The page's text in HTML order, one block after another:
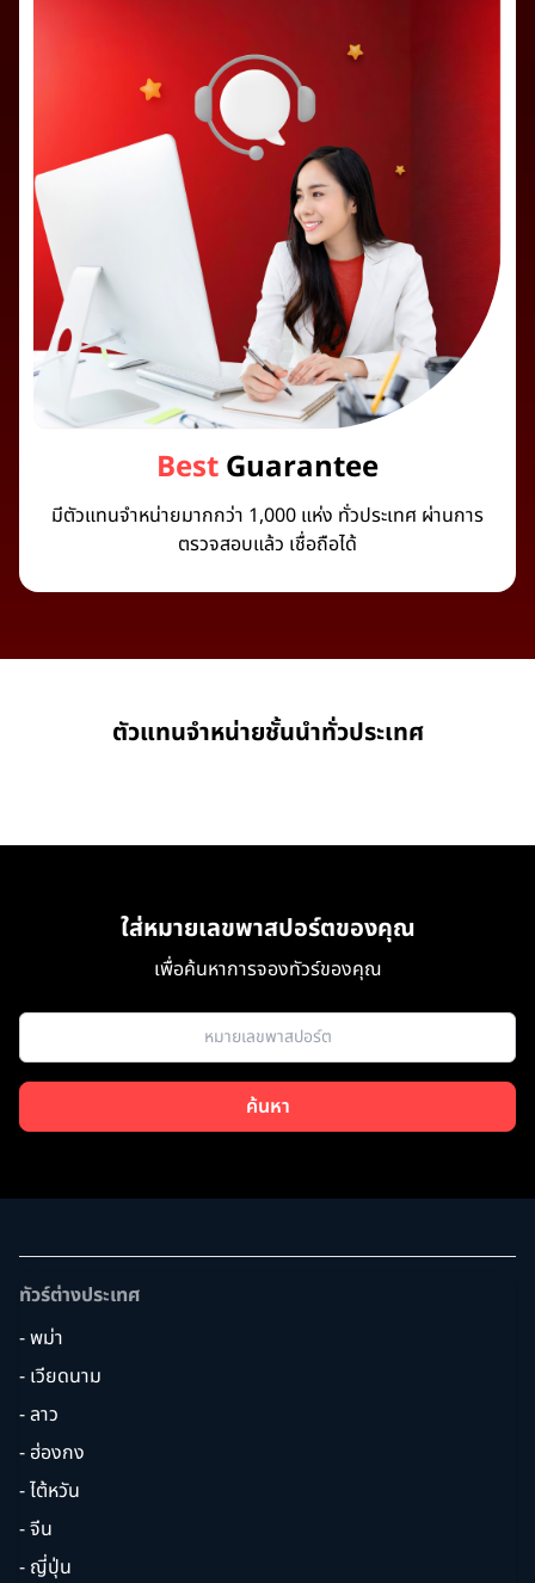
BestGuarantee
มีตัวแทนจำหน่ายมากกว่า 1,000 แห่ง ทั่วประเทศ ผ่านการ
ตรวจสอบแล้ว เชื่อถือได้
ตัวแทนจำหน่ายชั้นนำทั่วประเทศ
ใส่หมายเลขพาสปอร์ตของคุณ
เพื่อค้นหาการจองทัวร์ของคุณ
ค้นหา
ทัวร์ต่างประเทศ
- พม่า
- เวียดนาม
- ลาว
- ฮ่องกง
- ไต้หวัน
- จีน
- ญี่ปุ่น